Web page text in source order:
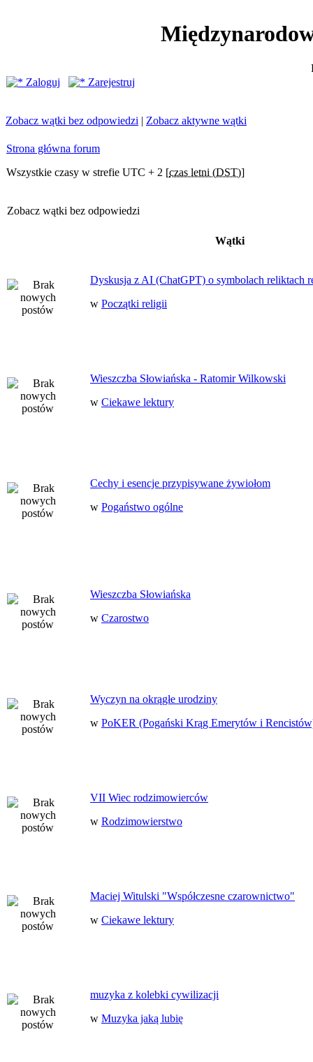
Zaloguj
Zarejestruj
Zobacz wątki bez odpowiedzi | Zobacz aktywne wątki
Strona główna forum
Wszystkie czasy w strefie UTC + 2 [czas letni (DST)]
Zobacz wątki bez odpowiedzi
Wątki
Dyskusja z AI (ChatGPT) o symbolach reliktach
w Początki religii
Wieszczba Słowiańska - Ratomir Wilkowski
w Ciekawe lektury
Cechy i esencje przypisywane żywiołom
w Pogaństwo ogólne
Wieszczba Słowiańska
w Czarostwo
Wyczyn na okrągłe urodziny
w PoKER (Pogański Krąg Emerytów i
VII Wiec rodzimowierców
w Rodzimowierstwo
Maciej Witulski "Współczesne czarownictwo"
w Ciekawe lektury
muzyka z kolebki cywilizacji
w Muzyka jaką lubię